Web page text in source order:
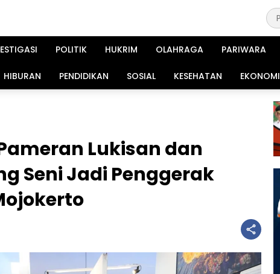
POLITIK HUKRIM OLAHRAGA PARIWARA
HIBURAN PENDIDIKAN SOSIAL KESEHATAN EKONOMI
Lukisan dan
Seni Jadi Penggerak